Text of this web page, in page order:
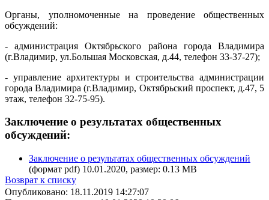
Органы, уполномоченные на проведение общественных
обсуждений:
- администрация Октябрьского района города Владимира
(г.Владимир, ул.Большая Московская, д.44, телефон 33-37-27);
- управление архитектуры и строительства администрации
города Владимира (г.Владимир, Октябрьский проспект, д.47, 5
этаж, телефон 32-75-95).
Заключение о результатах общественных
обсуждений:
Заключение о результатах общественных обсуждений
(формат pdf) 10.01.2020, размер: 0.13 MB
Возврат к списку
Опубликовано: 18.11.2019 14:27:07